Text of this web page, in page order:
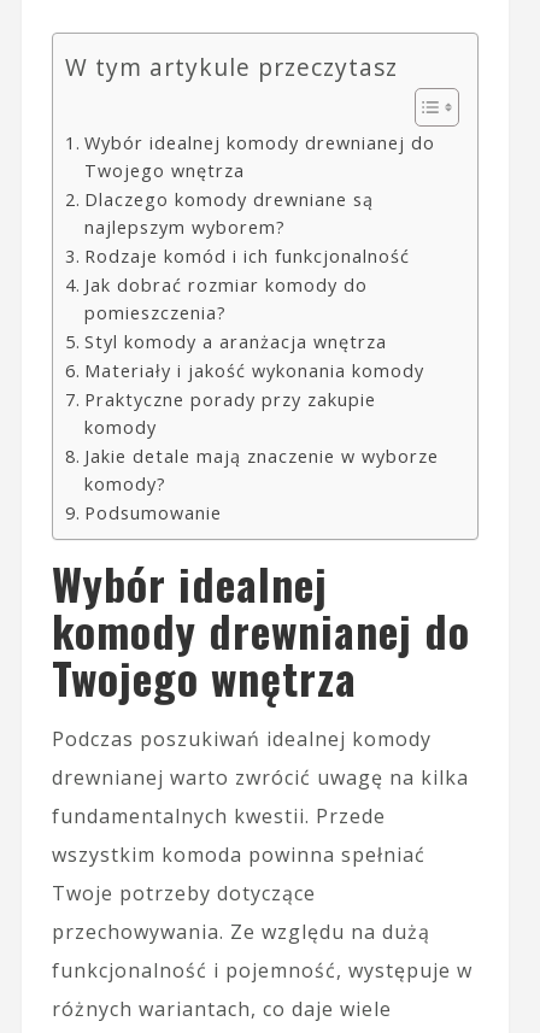
W tym artykule przeczytasz
Wybór idealnej komody drewnianej do
Twojego wnętrza
Dlaczego komody drewniane są
najlepszym wyborem?
Rodzaje komód i ich funkcjonalność
Jak dobrać rozmiar komody do
pomieszczenia?
Styl komody a aranżacja wnętrza
Materiały i jakość wykonania komody
Praktyczne porady przy zakupie
komody
Jakie detale mają znaczenie w wyborze
komody?
Podsumowanie
Wybór idealnej
komody drewnianej do
Twojego wnętrza
Podczas poszukiwań idealnej komody
drewnianej warto zwrócić uwagę na kilka
fundamentalnych kwestii. Przede
wszystkim komoda powinna spełniać
Twoje potrzeby dotyczące
przechowywania. Ze względu na dużą
funkcjonalność i pojemność, występuje w
różnych wariantach, co daje wiele